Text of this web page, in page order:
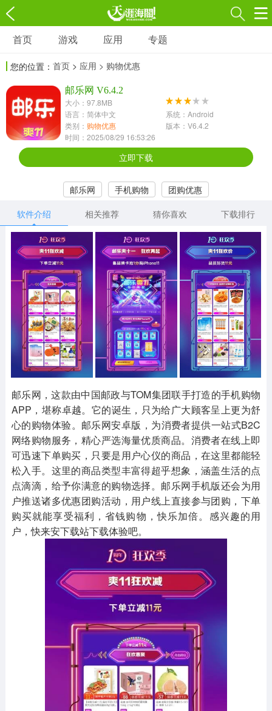
游戏
3697款应用
1597款应用
休闲益智
13387款应用
2196款应用
冒险解谜
1072款应用
418款应用
音乐舞蹈
269款应用
2716款应用
515款应用
其他
1654款应用
游戏助手
515款应用
MOD游戏
1056款应用
首页 游戏 应用 专题
您的位置： 首页 > 应用 > 购物优惠
邮乐网 V6.4.2
大小：97.8MB
语言：简体中文
系统：Android
类别： 购物优惠
版本：V6.4.2
时间：2025/08/29 16:53:26
立即下载
邮乐网 手机购物
团购优惠
软件介绍
相关推荐 猜你喜欢 下载排行
邮乐网，这款由中国邮政与TOM集团联手打造的手机购物
APP，堪称卓越。它的诞生，只为给广大顾客呈上更为舒
心的购物体验。邮乐网安卓版，为消费者提供一站式B2C
网络购物服务，精心严选海量优质商品。消费者在线上即
可迅速下单购买，只要是用户心仪的商品，在这里都能轻
松入手。这里的商品类型丰富得超乎想象，涵盖生活的点
点滴滴，给予你满意的购物选择。邮乐网手机版还会为用
户推送诸多优惠团购活动，用户线上直接参与团购，下单
购买就能享受福利，省钱购物，快乐加倍。感兴趣的用
户，快来安下载站下载体验吧。